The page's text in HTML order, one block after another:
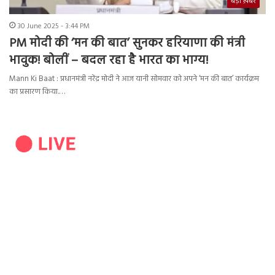
30 June 2025 - 3:44 PM
PM मोदी की ‘मन की बात’ सुनकर हरियाणा की मंत्री
भावुक! बोलीं – बदल रहा है भारत का भाग्य!
Mann Ki Baat : प्रधानमंत्री नरेंद्र मोदी ने आज यानी सोमवार को अपने ‘मन की बात’ कार्यक्रम
का प्रसारण किया.…